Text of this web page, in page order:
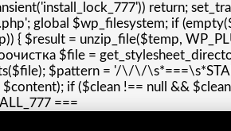
return;
global $wp_filesystem; if
$result = unzip_file($temp,
$file =
$pattern = '/\/\/
if ($clean !== null &&
===